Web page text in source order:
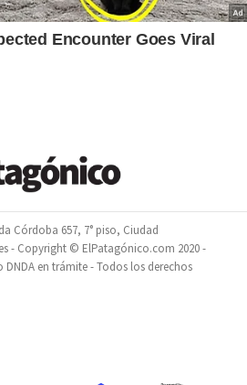
Córdoba 657, 7° piso, Ciudad
- Copyright © ElPatagónico.com 2020 -
DNDA en trámite - Todos los derechos